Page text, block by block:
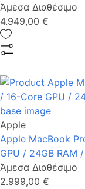
Άμεσα Διαθέσιμο
4.949,00 €
Apple
Apple MacBook
GPU / 24GB RAM
Άμεσα Διαθέσιμο
2.999,00 €